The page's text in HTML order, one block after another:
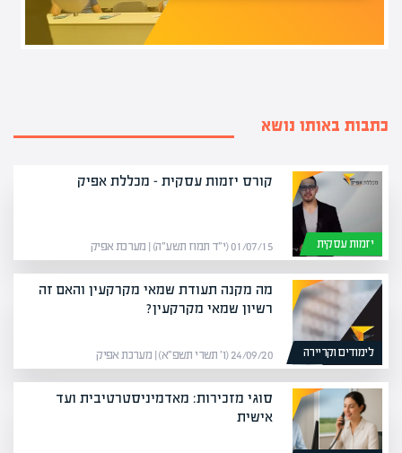
כתבות באותו נושא
יזמות עסקית
קורס יזמות עסקית – מכללת אפיק
01/07/15 (י״ד תמוז תשע״ה) | מערכת אפיק
לימודים וקריירה
מה מקנה תעודת שמאי מקרקעין והאם זה
רשיון שמאי מקרקעין?
24/09/20 (ו׳ תשרי תשפ״א) | מערכת אפיק
סוגי מזכירות: מאדמיניסטרטיבית ועד
אישית